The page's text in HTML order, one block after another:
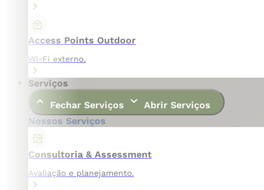
Access Points Outdoor
Wi-Fi externo.
Serviços
Fechar Serviços
Abrir Serviços
Nossos Serviços
Consultoria & Assessment
Avaliação e planejamento.